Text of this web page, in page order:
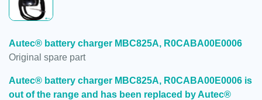
Autec® battery charger MBC825A, R0CABA00E0006
Original spare part
Autec® battery charger MBC825A, R0CABA00E0006 is
out of the range and has been replaced by Autec®